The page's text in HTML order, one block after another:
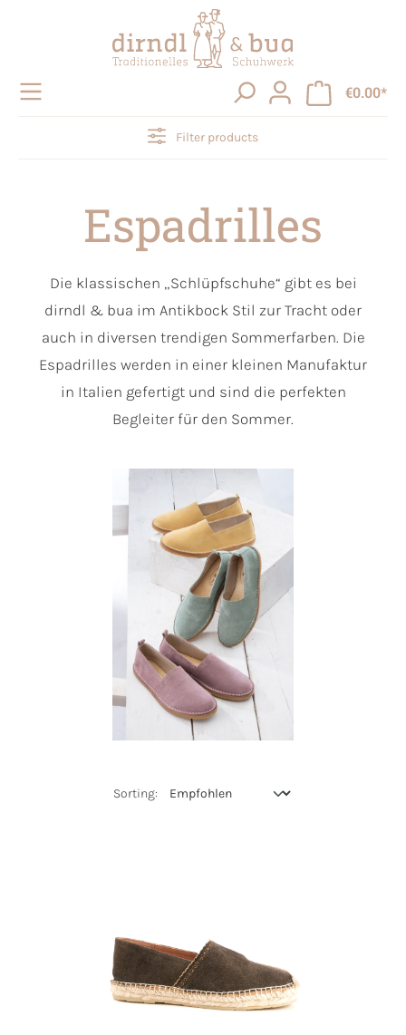
€0.00*
Filter products
Espadrilles
Die klassischen „Schlüpfschuhe“ gibt es bei
dirndl & bua im Antikbock Stil zur Tracht oder
auch in diversen trendigen Sommerfarben. Die
Espadrilles werden in einer kleinen Manufaktur
in Italien gefertigt und sind die perfekten
Begleiter für den Sommer.